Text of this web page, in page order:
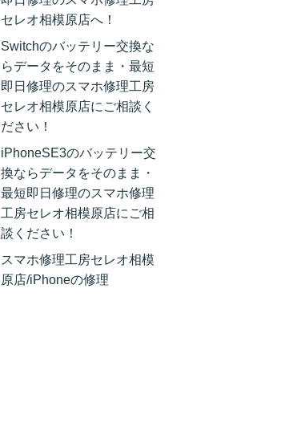
セレオ相模原店へ！
Switchのバッテリー交換な
らデータをそのまま・最短
即日修理のスマホ修理工房
セレオ相模原店にご相談く
ださい！
iPhoneSE3のバッテリー交
換ならデータをそのまま・
最短即日修理のスマホ修理
工房セレオ相模原店にご相
談ください！
スマホ修理工房セレオ相模
原店/iPhoneの修理